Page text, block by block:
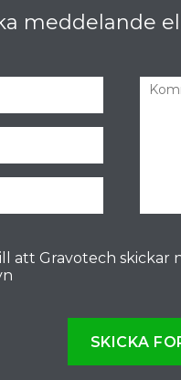
meddelande
att Gravotech
SKICKA